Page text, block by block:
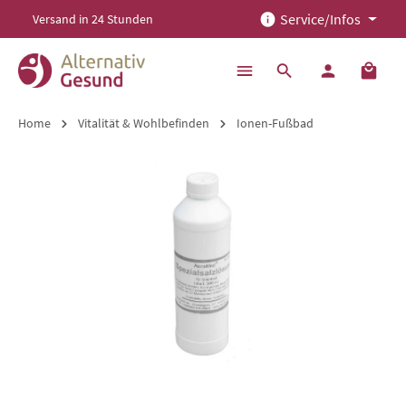
springen
Versand in 24 Stunden Service/Infos
Home Vitalität & Wohlbefinden Ionen-Fußbad